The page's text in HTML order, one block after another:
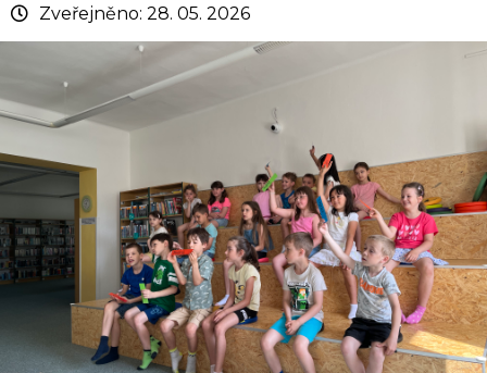
Zveřejněno: 28. 05. 2026